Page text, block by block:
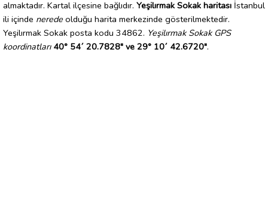
almaktadır. Kartal ilçesine bağlıdır. Yeşilırmak Sokak haritası İstanbul
ili içinde nerede olduğu harita merkezinde gösterilmektedir.
Yeşilırmak Sokak posta kodu 34862. Yeşilırmak Sokak GPS
koordinatları 40° 54´ 20.7828" ve 29° 10´ 42.6720".